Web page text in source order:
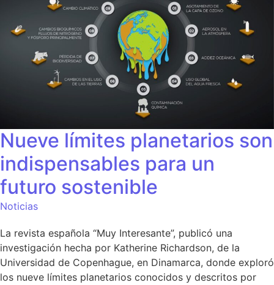
Nueve límites planetarios son
indispensables para un
futuro sostenible
Noticias
La revista española “Muy Interesante”, publicó una
investigación hecha por Katherine Richardson, de la
Universidad de Copenhague, en Dinamarca, donde exploró
los nueve límites planetarios conocidos y descritos por